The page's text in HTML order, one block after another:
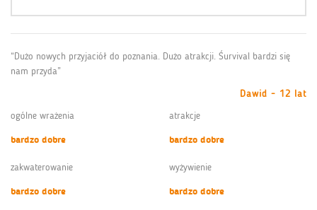
“Dużo nowych przyjaciół do poznania. Dużo atrakcji. Śurvival bardzi się
nam przyda”
Dawid - 12 lat
ogólne wrażenia
bardzo dobre
atrakcje
bardzo dobre
zakwaterowanie
bardzo dobre
wyżywienie
bardzo dobre